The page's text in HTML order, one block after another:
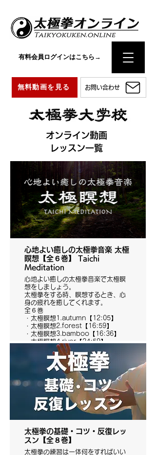
お問い合わせ
無料動画を見る
有料会員ログインはこちら→
オンライン動画
レッスン一覧
心地よい癒しの太極拳音楽 太極
瞑想【全６巻】 Taichi
Meditation
心地よい癒しの太極拳音楽で太極瞑
想をしましょう。
太極拳をする時、瞑想するとき、心
身の疲れを癒してくれます。
全６巻
・太極瞑想1.autumn【12:05】
・太極瞑想2.forest【16:59】
・太極瞑想3.bamboo【16:36】
・太極瞑想4.river【24:59】
・太極瞑想5.water【19:26】
・太極瞑想6.lake【25:34】
太極拳の基礎・コツ・反復レッ
スン【全８巻】
太極拳の練習は一体何をすればいい